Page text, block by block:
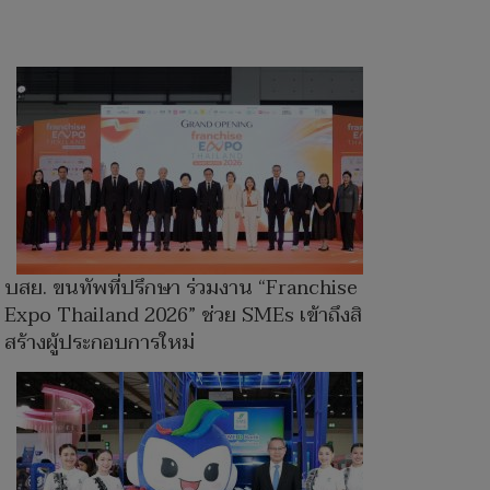
บสย. ขนทัพที่ปรึกษา ร่วมงาน “Franchise
Expo Thailand 2026” ช่วย SMEs เข้าถึงสินเชื่อ
สร้างผู้ประกอบการใหม่